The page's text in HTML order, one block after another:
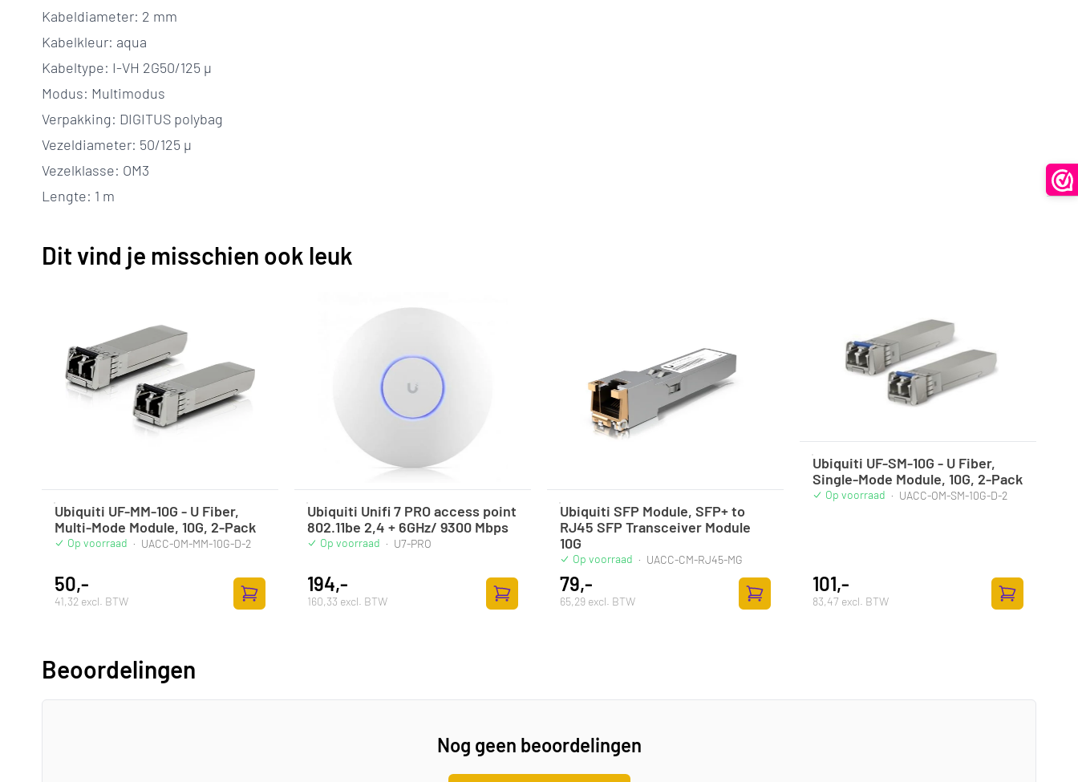
Kabeldiameter: 2 mm
Kabelkleur: aqua
Kabeltype: I-VH 2G50/125 µ
Modus: Multimodus
Verpakking: DIGITUS polybag
Vezeldiameter: 50/125 µ
Vezelklasse: OM3
Lengte: 1 m
Dit vind je misschien ook leuk
Ubiquiti UF-MM-10G - U Fiber,
Multi-Mode Module, 10G, 2-Pack
Op voorraad · UACC-OM-MM-10G-D-2
50,-
41,32 excl. BTW
Toevoegen aan winkelwagen
Ubiquiti Unifi 7 PRO access point
802.11be 2,4 + 6GHz/ 9300 Mbps
Op voorraad · U7-PRO
194,-
160,33 excl. BTW
Toevoegen aan winkelwagen
Ubiquiti SFP Module, SFP+ to
RJ45 SFP Transceiver Module
10G
Op voorraad · UACC-CM-RJ45-MG
79,-
65,29 excl. BTW
Toevoegen aan winkelwagen
Ubiquiti UF-SM-10G - U Fiber,
Single-Mode Module, 10G, 2-Pack
Op voorraad · UACC-OM-SM-10G-D-2
101,-
83,47 excl. BTW
Toevoegen
Beoordelingen
Nog geen beoordelingen